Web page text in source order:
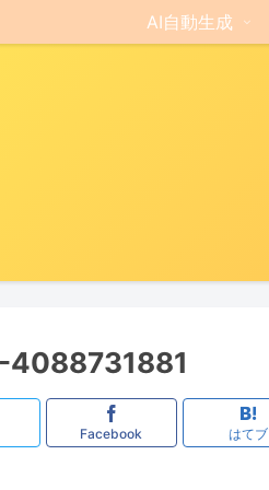
AI自動生成
Facebook はてブ